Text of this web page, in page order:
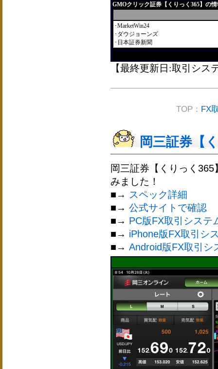
GMOクリック証券【くりっく365】の
･MarketWin24
･ダウジョーンズ
･日本証券新聞
【最終更新日:取引シス
TOP： FX
岡三証券【
岡三証券【くりっく
みました！
■→ スペック詳細
■→ 公式サイトで確認
■→ PC版FX取引システ
■→ iPhone版FX取引シ
■→ Android版FX取引シ